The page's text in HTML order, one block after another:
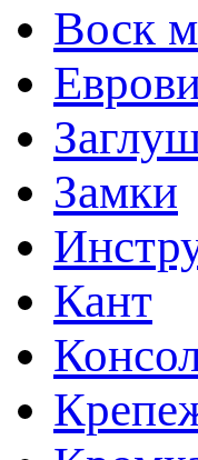
Воск
Замки
Кант